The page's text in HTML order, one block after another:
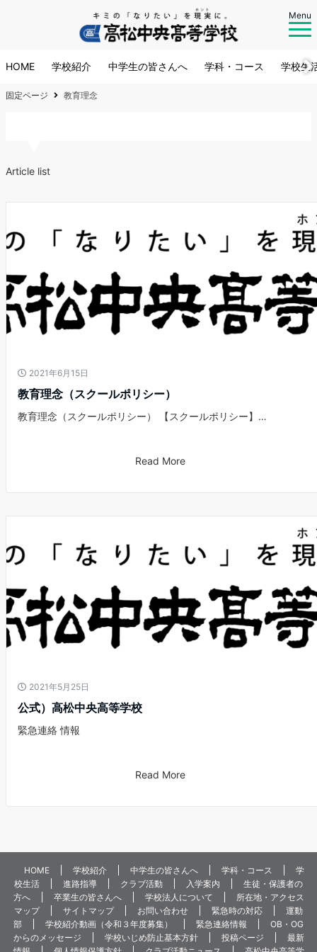
Menu
HOME 学校紹介 中学生の皆さんへ 学科・コース 学校生
固定ページ 教育理念
Article list
2021年6月15日
教育理念（スクールポリシー）
教育理念（スクールポリシー） 【スクールポリシー】…
Read More
2021年5月25日
公式）高松中央高等学校
緊急連絡 情報
Read More
HOME 学校紹介 中学生の皆さんへ 学科・コース
学
校生活
進路指導 クラブ活動 入学案内
生徒・保護者の
方へ
卒業生の皆さんへ 学校法人について
所在地・アクセス
マップ
サイトマップ お問い合わせ 緊急時の対応
運動
部
学校紹介動画（令和３年度募集） 緊急連絡情報
OB・OG
からのメッセージ
学校いじめ防止基本方針 投稿ページ
最新